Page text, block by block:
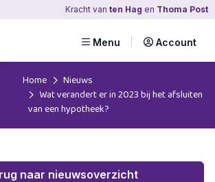
Kracht van ten Hag en Thoma Post
Menu Account
Home
Nieuws
Wat verandert er in 2023 bij het afsluiten
van een hypotheek?
naar nieuwsoverzicht